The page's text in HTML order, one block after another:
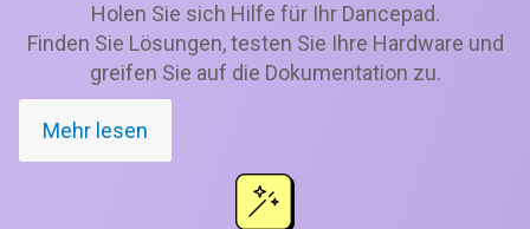
Holen Sie sich Hilfe für Ihr Dancepad.
Finden Sie Lösungen, testen Sie Ihre Hardware und
greifen Sie auf die Dokumentation zu.
Mehr lesen